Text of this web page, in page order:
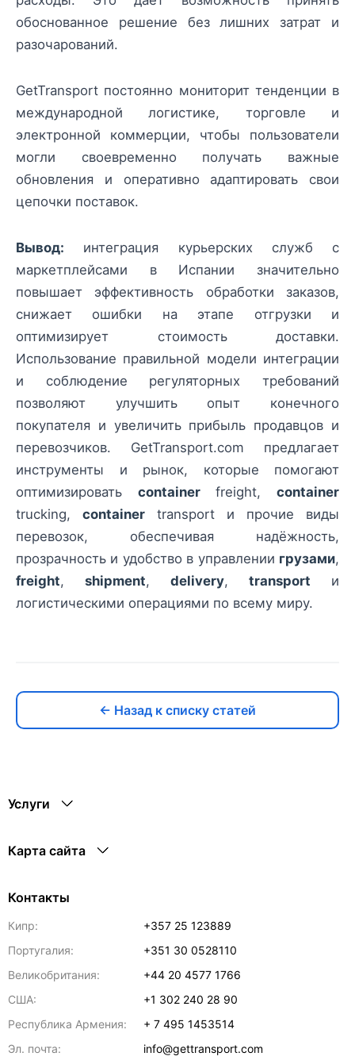
обоснованное решение без лишних затрат и
разочарований.
GetTransport постоянно мониторит тенденции в
международной логистике, торговле и
электронной коммерции, чтобы пользователи
могли своевременно получать важные
обновления и оперативно адаптировать свои
цепочки поставок.
Вывод: интеграция курьерских служб с
маркетплейсами в Испании значительно
повышает эффективность обработки заказов,
снижает ошибки на этапе отгрузки и
оптимизирует стоимость доставки.
Использование правильной модели интеграции
и соблюдение регуляторных требований
позволяют улучшить опыт конечного
покупателя и увеличить прибыль продавцов и
перевозчиков. GetTransport.com предлагает
инструменты и рынок, которые помогают
оптимизировать containerfreight,container
trucking, container transport и прочие виды
перевозок, обеспечивая надёжность,
прозрачность и удобство в управлении грузами,
freight, shipment, delivery, transport и
логистическими операциями по всему миру.
← Назад к списку статей
Услуги
Карта сайта
Контакты
Кипр:
+357 25 123889
Португалия:
+351 30 0528110
Великобритания:
+44 20 4577 1766
США:
+1 302 240 28 90
Республика Армения:
+ 7 495 1453514
Эл. почта:
info@gettransport.com